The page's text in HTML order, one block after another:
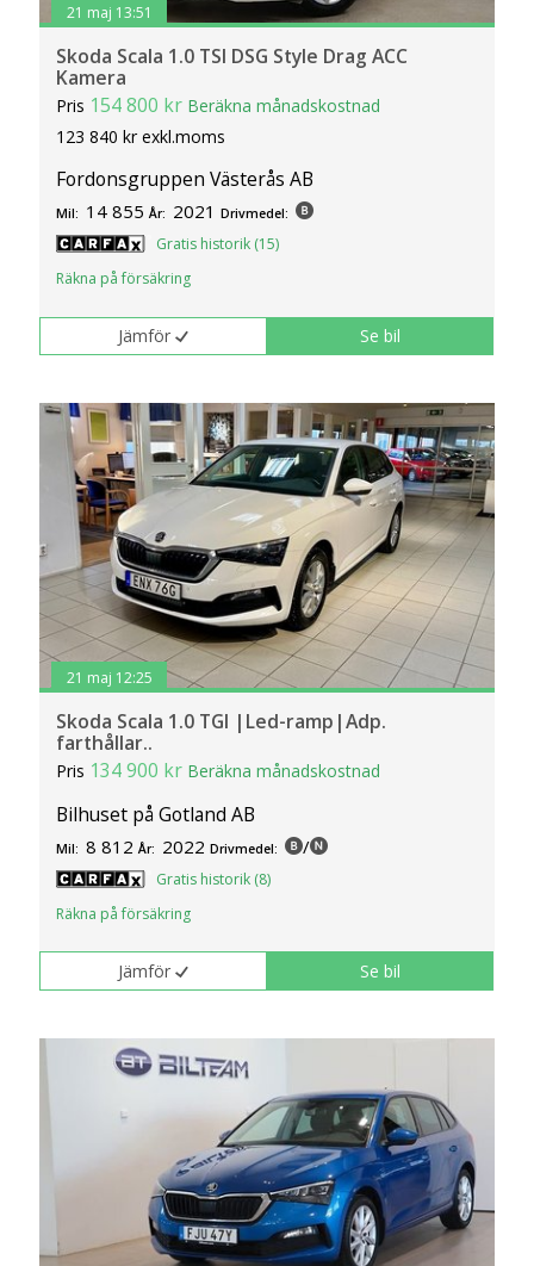
21 maj 13:51
Skoda Scala 1.0 TSI DSG Style Drag ACC
Kamera
Pris 154 800 kr Beräkna månadskostnad
123 840 kr exkl.moms
Fordonsgruppen Västerås AB
Mil: 14 855 År: 2021 Drivmedel:
Gratis historik (15)
Räkna på försäkring
Jämför Se bil
21 maj 12:25
Skoda Scala 1.0 TGI |Led-ramp|Adp.
farthållar..
Pris 134 900 kr Beräkna månadskostnad
Bilhuset på Gotland AB
Mil: 8 812 År: 2022 Drivmedel: /
Gratis historik (8)
Räkna på försäkring
Jämför Se bil